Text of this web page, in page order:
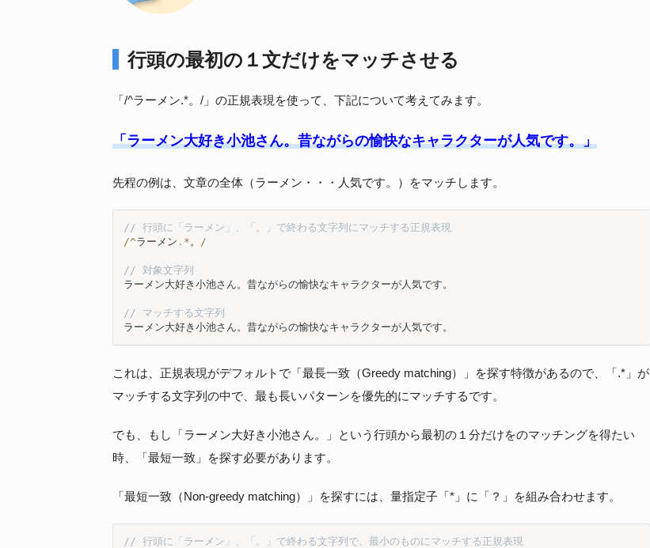
行頭の最初の１文だけをマッチさせる
「/^ラーメン.*。/」の正規表現を使って、下記について考えてみます。
「ラーメン大好き小池さん。昔ながらの愉快なキャラクターが人気です。」
先程の例は、文章の全体（ラーメン・・・人気です。）をマッチします。
// 行頭に「ラーメン」、「。」で終わる文字列にマッチする正規表現
/^ラーメン . * 。 /
// 対象文字列
ラーメン大好き小池さん。昔ながらの愉快なキャラクターが人気です。
// マッチする文字列
ラーメン大好き小池さん。昔ながらの愉快なキャラクターが人気です。
これは、正規表現がデフォルトで「最長一致（Greedy matching）」を探す特徴があるので、「.*」が
マッチする文字列の中で、最も長いパターンを優先的にマッチするです。
でも、もし「ラーメン大好き小池さん。」という行頭から最初の１分だけをのマッチングを得たい
時、「最短一致」を探す必要があります。
「最短一致（Non-greedy matching）」を探すには、量指定子「*」に「？」を組み合わせます。
// 行頭に「ラーメン」、「。」で終わる文字列で、最小のものにマッチする正規表現